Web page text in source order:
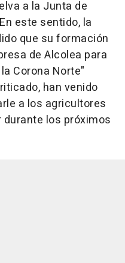
a la Junta de
este sentido, la
que su formación
de Alcolea para
Corona Norte"
han venido
a los agricultores
los próximos